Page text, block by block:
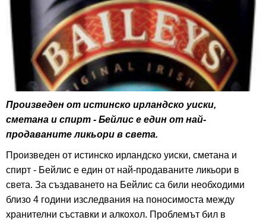
Произведен от истинско ирландско уиски,
сметана и спирт - Бейлис е един от най-
продаваните ликьори в света.
Произведен от истинско ирландско уиски, сметана и
спирт - Бейлис е един от най-продаваните ликьори в
света. За създаването на Бейлис са били необходими
близо 4 години изследвания на поносимоста между
хранителни съставки и алкохол. Проблемът бил в